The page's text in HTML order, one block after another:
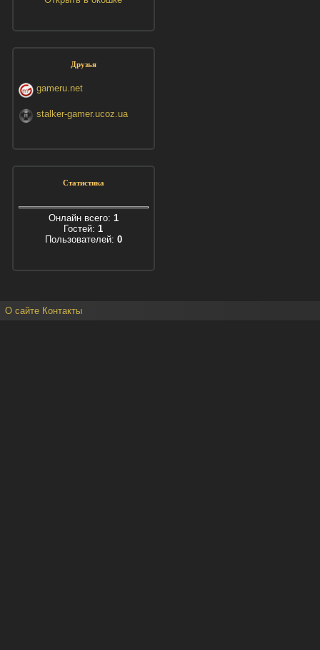
Друзья
gameru.net
stalker-gamer.ucoz.ua
Статистика
Онлайн всего: 1
Гостей: 1
Пользователей: 0
О сайте Контакты